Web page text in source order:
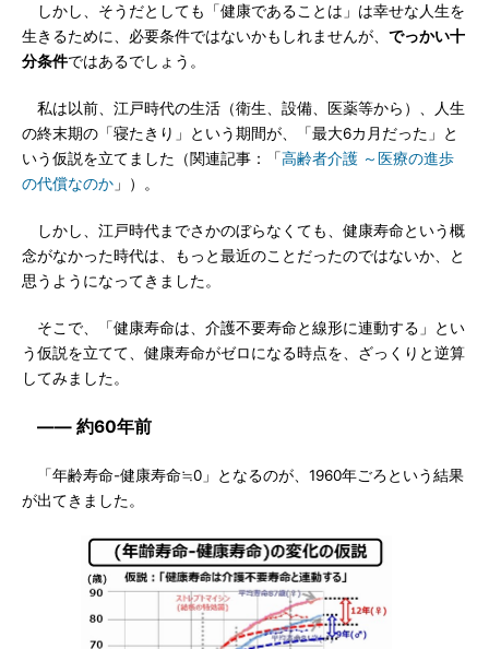
しかし、そうだとしても「健康であることは」は幸せな人生を
生きるために、必要条件ではないかもしれませんが、 でっかい十
分条件ではあるでしょう。
私は以前、江戸時代の生活（衛生、設備、医薬等から）、人生
の終末期の「寝たきり」という期間が、「最大6カ月だった」と
いう仮説を立てました（関連記事：「高齢者介護 ～医療の進歩
の代償なのか 」）。
しかし、江戸時代までさかのぼらなくても、健康寿命という概
念がなかった時代は、もっと最近のことだったのではないか、と
思うようになってきました。
そこで、「健康寿命は、介護不要寿命と線形に連動する」とい
う仮説を立てて、健康寿命がゼロになる時点を、ざっくりと逆算
してみました。
―― 約60年前
「年齢寿命-健康寿命≒0」となるのが、1960年ごろという結果
が出てきました。